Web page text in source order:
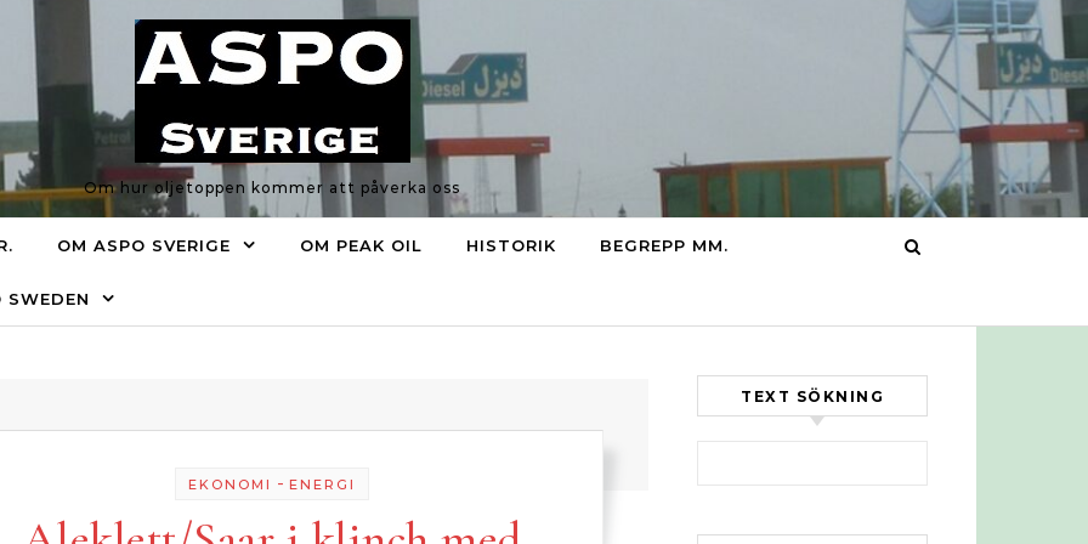
Om hur oljetoppen kommer att påverka oss
OM ASPO SVERIGE OM PEAK OIL HISTORIK BEGREPP MM.
EKONOMI - ENERGI
TEXT SÖKNING